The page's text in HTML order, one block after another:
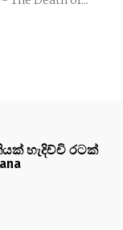
හැදිච්චි රටක්